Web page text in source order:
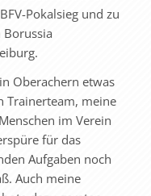
Pokalsieg und zu
Borussia
Oberachern etwas
Trainerteam, meine
im Verein
für das
Aufgaben noch
Auch meine